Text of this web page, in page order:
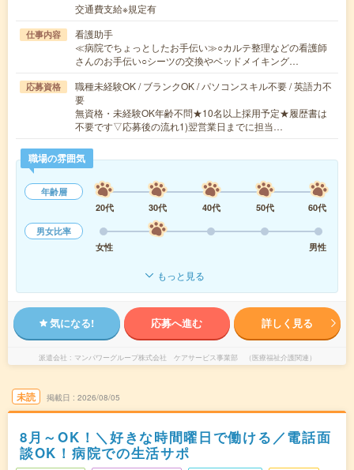
交通費支給※規定有
仕事内容
看護助手
≪病院でちょっとしたお手伝い≫○カルテ整理などの看護師
さんのお手伝い○シーツの交換やベッドメイキング…
応募資格
職種未経験OK / ブランクOK / パソコンスキル不要 / 英語力不
要
無資格・未経験OK年齢不問★10名以上採用予定★履歴書は
不要です▽応募後の流れ1)翌営業日までに担当…
職場の雰囲気
年齢層
20代
30代 40代 50代
60代
男女比率
女性
男性
もっと見る
気になる! 応募へ進む 詳しく見る
派遣会社 マンパワーグループ株式会社 ケアサービス事業部 （医療福祉介護関連）
未読 掲載日 2026/08/05
8月～OK！＼好きな時間曜日で働ける／電話面
談OK！病院での生活サポ